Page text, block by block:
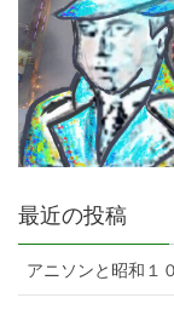
最近の投稿
アニソンと昭和１